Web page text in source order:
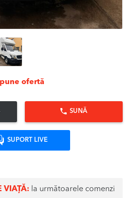
ofertă
SUNĂ
SUPORT LIVE
VIAȚĂ: la următoarele comenzi